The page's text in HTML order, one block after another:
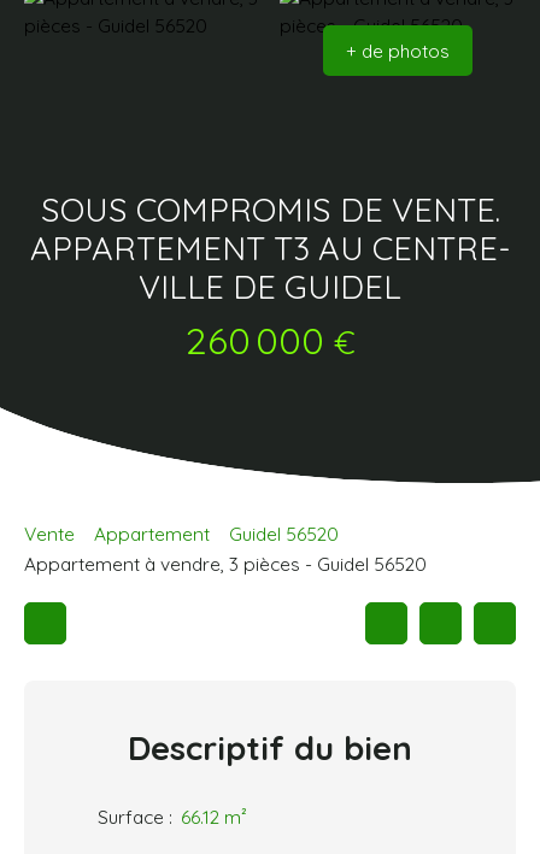
Estimation
+ de photos
SOUS COMPROMIS DE VENTE.
APPARTEMENT T3 AU CENTRE-
VILLE DE GUIDEL
260 000 €
Vente Appartement
Guidel 56520
Appartement à vendre, 3 pièces - Guidel 56520
Descriptif du bien
Surface : 66.12 m²